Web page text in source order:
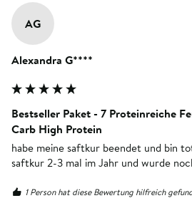
AG
Alexandra G****
Bestseller Paket - 7 Proteinreiche
Carb High Protein
habe meine saftkur beendet und bin
saftkur 2-3 mal im Jahr und wurde
1 Person hat diese Bewertung hilfreich